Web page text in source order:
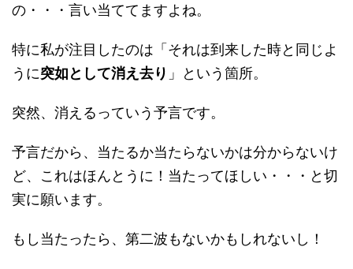
の・・・言い当ててますよね。
特に私が注目したのは「それは到来した時と同じよ
うに突如として消え去り 」という箇所。
突然、消えるっていう予言です。
予言だから、当たるか当たらないかは分からないけ
ど、これはほんとうに！当たってほしい・・・と切
実に願います。
もし当たったら、第二波もないかもしれないし！